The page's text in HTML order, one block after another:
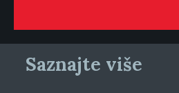
Saznajte više